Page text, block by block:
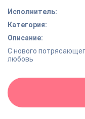
Исполнитель:
Категория:
Описание:
C нового
любовь